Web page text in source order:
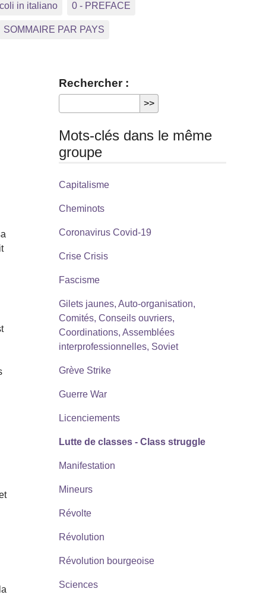
in italiano 0 - PREFACE
SOMMAIRE PAR PAYS
Rechercher :
Mots-clés dans le même
groupe
Capitalisme
Cheminots
Coronavirus Covid-19
Crise Crisis
Fascisme
Gilets jaunes, Auto-organisation,
Comités, Conseils ouvriers,
Coordinations, Assemblées
interprofessionnelles, Soviet
Grève Strike
Guerre War
Licenciements
Lutte de classes - Class struggle
Manifestation
Mineurs
Révolte
Révolution
Révolution bourgeoise
Sciences